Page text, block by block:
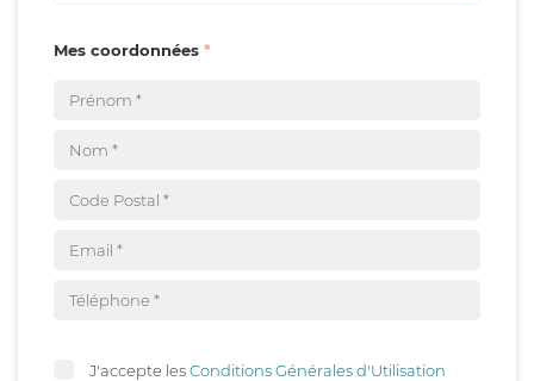
Mes coordonnées
J'accepte lesConditions Générales d'Utilisation